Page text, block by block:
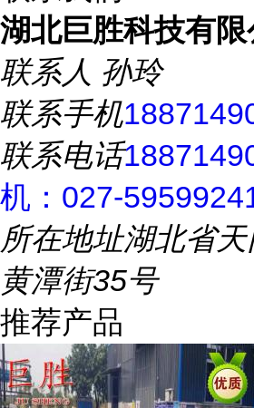
湖北巨胜科技有限
联系人 孙玲
联系手机
联系电话
机：027-
所在地址湖北省
黄潭街35号
推荐产品